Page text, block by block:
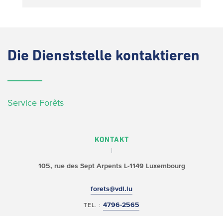
Die Dienststelle kontaktieren
Service Forêts
KONTAKT
105, rue des Sept ArpentsL-1149 Luxembourg
forets@vdl.lu
TEL. : 4796-2565